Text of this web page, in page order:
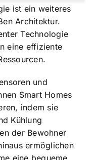
ist ein weiteres
Architektur.
Technologie
eine effiziente
und
Smart Homes
indem sie
Kühlung
der Bewohner
ermöglichen